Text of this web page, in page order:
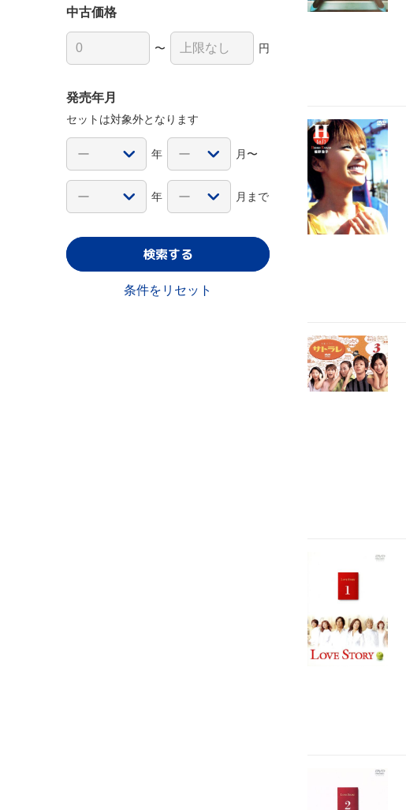
中古価格
〜 円
発売年月
セットは対象外となります
年 月〜
年 月まで
検索する
条件をリセット